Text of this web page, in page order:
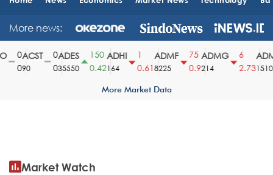
More news:
ACST
90
ADES
35550
150
0.42
ADHI
164
0.61
ADMF
8225
75
0.9
ADMG
214
2.731510
More Market Data
Market Watch